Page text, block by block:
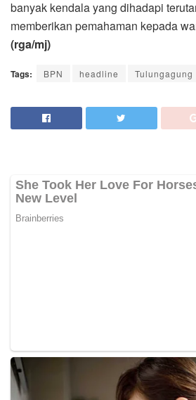
banyak kendala yang dihadapi
memberikan pemahaman kepada
(rga/mj)
Tags: BPN headline Tulungagung